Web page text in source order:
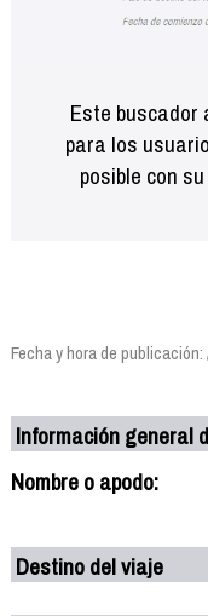
Este buscador
para los
posible con
Fecha y hora de publicación:
Información general
Nombre o apodo:
Destino del viaje